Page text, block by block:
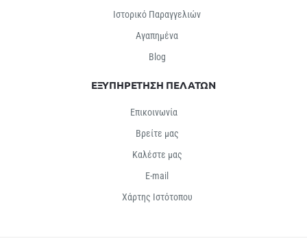
Ιστορικό Παραγγελιών
Αγαπημένα
Βlog
ΕΞΥΠΗΡΕΤΗΣΗ ΠΕΛΑΤΩΝ
Επικοινωνία
Βρείτε μας
Καλέστε μας
E-mail
Χάρτης Ιστότοπου